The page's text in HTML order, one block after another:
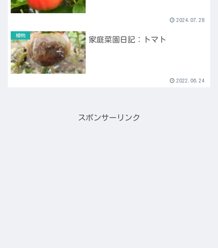
2024.07.28
植物
家庭菜園日記：トマト
2022.06.24
スポンサーリンク